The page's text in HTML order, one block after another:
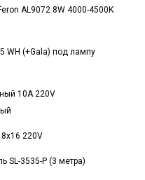
AL9072 8W 4000-4500K
WH (+Gala) под лампу
10A 220V
220V
SL-3535-P (3 метра)